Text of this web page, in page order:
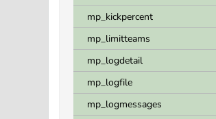
mp_kickpercent
mp_limitteams
mp_logdetail
mp_logfile
mp_logmessages